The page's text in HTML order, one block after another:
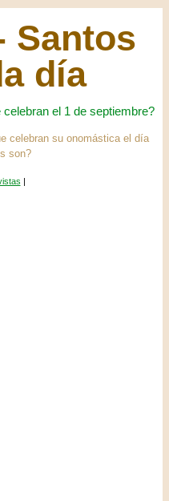
Santos
día
el 1 de septiembre?
celebran su onomástica el día
son?
|